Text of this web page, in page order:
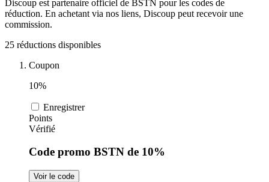
Autodoc
Uber Eats
Cdiscount
Sports et
Fitness
Voitures et
motocyclettes
Discoup est partenaire officiel de BSTN pour les codes de
réduction. En achetant via nos liens, Discoup peut recevoir une
commission.
25 réductions disponibles
Coupon
10%
Enregistrer
Points
Vérifié
Code promo BSTN de 10%
Voir le code